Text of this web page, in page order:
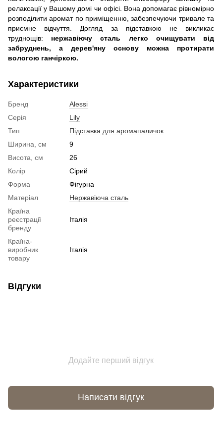
релаксації у Вашому домі чи офісі. Вона допомагає рівномірно
розподілити аромат по приміщенню, забезпечуючи тривале та
приємне відчуття. Догляд за підставкою не викликає
труднощів: нержавіючу сталь легко очищувати від
забруднень, а дерев'яну основу можна протирати
вологою ганчіркою.
Характеристики
Бренд
Alessi
Серія
Lily
Тип
Підставка для аромапаличок
Ширина, см
9
Висота, см
26
Колір
Сірий
Форма
Фігурна
Матеріал
Нержавіюча сталь
Країна
реєстрації
бренду
Італія
Країна-
виробник
товару
Італія
Відгуки
Додайте перший відгук
Написати відгук